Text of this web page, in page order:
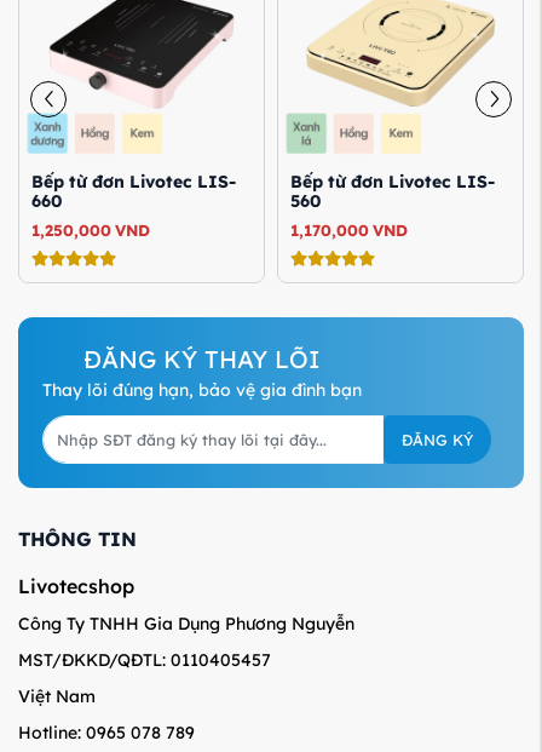
Bếp từ đơn Livotec LIS-
660
1,250,000VND
Bếp từ đơn Livotec LIS-
560
1,170,000VND
ĐĂNG KÝ THAY LÕI
Thay lõi đúng hạn, bảo vệ gia đình bạn
ĐĂNG KÝ
THÔNG TIN
Livotecshop
Công Ty TNHH Gia Dụng Phương Nguyễn
MST/ĐKKD/QĐTL: 0110405457
Việt Nam
Hotline: 0965 078 789